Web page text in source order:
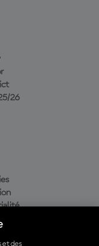
26
et des